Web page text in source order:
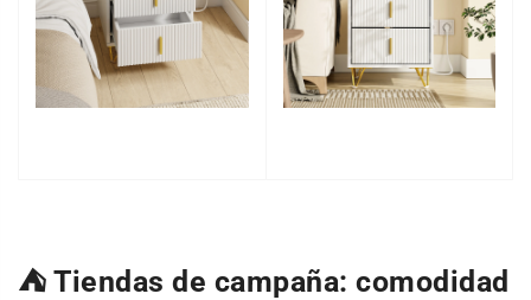
⛺ Tiendas de campaña: comodidad